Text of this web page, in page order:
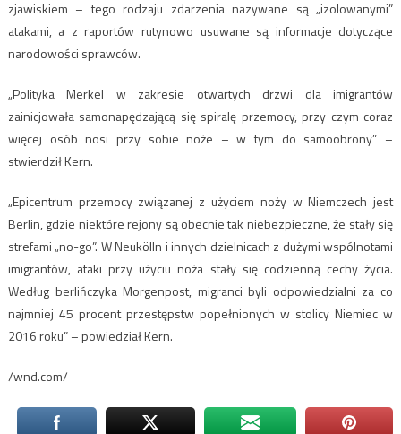
zjawiskiem – tego rodzaju zdarzenia nazywane są „izolowanymi”
atakami, a z raportów rutynowo usuwane są informacje dotyczące
narodowości sprawców.
„Polityka Merkel w zakresie otwartych drzwi dla imigrantów
zainicjowała samonapędzającą się spiralę przemocy, przy czym coraz
więcej osób nosi przy sobie noże – w tym do samoobrony” –
stwierdził Kern.
„Epicentrum przemocy związanej z użyciem noży w Niemczech jest
Berlin, gdzie niektóre rejony są obecnie tak niebezpieczne, że stały się
strefami „no-go”. W Neukölln i innych dzielnicach z dużymi wspólnotami
imigrantów, ataki przy użyciu noża stały się codzienną cechy życia.
Według berlińczyka Morgenpost, migranci byli odpowiedzialni za co
najmniej 45 procent przestępstw popełnionych w stolicy Niemiec w
2016 roku” – powiedział Kern.
/wnd.com/